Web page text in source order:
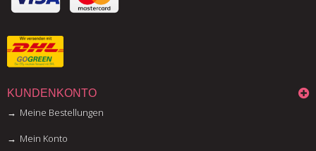
KUNDENKONTO
Meine Bestellungen
Mein Konto